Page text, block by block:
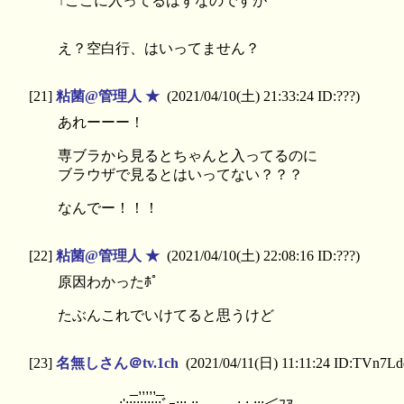
え？空白行、はいってません？
[21] 粘菌@管理人 ★ (2021/04/10(土) 21:33:24 ID:???)
あれーーー！
専ブラから見るとちゃんと入ってるのに
ブラウザで見るとはいってない？？？
なんでー！！！
[22] 粘菌@管理人 ★ (2021/04/10(土) 22:08:16 ID:???)
原因わかったﾎﾟ
たぶんこれでいけてると思うけど
[23] 名無しさん＠tv.1ch (2021/04/11(日) 11:11:24
_,,,,,_